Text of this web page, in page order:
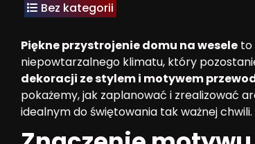
Bez kategorii
Piękne przystrojenie domu na wesele to
niepowtarzalnego klimatu, który
dekoracji ze stylem i motywem
pokażemy, jak zaplanować i zrealizować
idealnym do świętowania tak ważnej chwili.